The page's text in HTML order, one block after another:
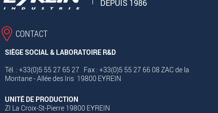
DEPUIS 1986
CONTACT
SIÈGE SOCIAL & LABORATOIRE R&D
Tél. : +33(0)5 55 27 65 27 Fax : +33(0)5 55 27 66 08 ZAC de la
Montane - Allée des Iris 19800 EYREIN
UNITÉ DE PRODUCTION
ZI La Croix-St-Pierre 19800 EYREIN